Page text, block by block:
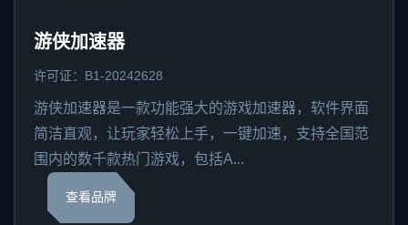
游侠加速器
许可证：B1-20242628
游侠加速器是一款功能强大的游戏加速器，软件界面
简洁直观，让玩家轻松上手，一键加速，支持全国范
围内的数千款热门游戏，包括A...
查看品牌